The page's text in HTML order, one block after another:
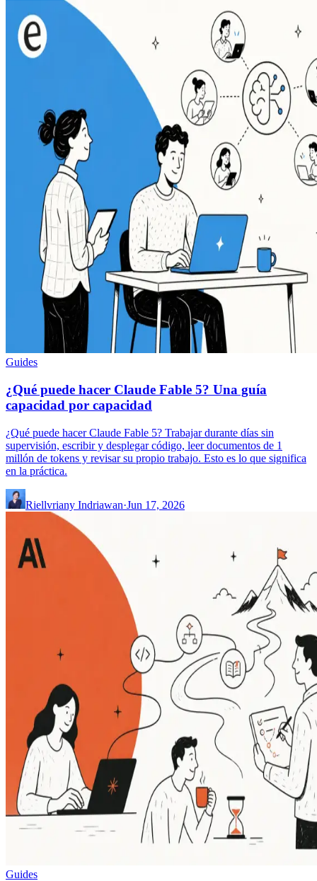
Guides
¿Qué puede hacer Claude Fable 5? Una guía
capacidad por capacidad
¿Qué puede hacer Claude Fable 5? Trabajar durante días sin
supervisión, escribir y desplegar código, leer documentos de 1
millón de tokens y revisar su propio trabajo. Esto es lo que significa
en la práctica.
Riellvriany Indriawan·Jun 17, 2026
Guides